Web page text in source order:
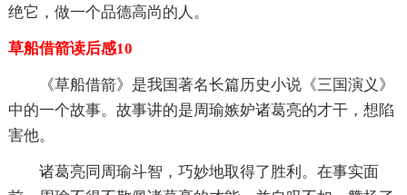
绝它，做一个品德高尚的人。
草船借箭读后感10
《草船借箭》是我国著名长篇历史小说《三国演义》
中的一个故事。故事讲的是周瑜嫉妒诸葛亮的才干，想陷
害他。
诸葛亮同周瑜斗智，巧妙地取得了胜利。在事实面